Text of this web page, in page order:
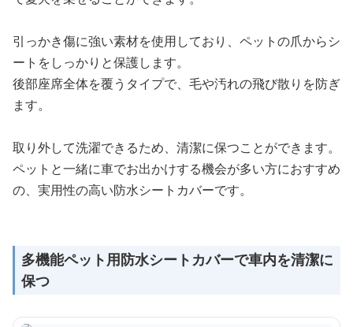
引っかき傷に強い素材を使用しており、ペットの爪からシ
ートをしっかりと保護します。
後部座席全体を覆うタイプで、毛や汚れの飛び散りを防ぎ
ます。
取り外して洗濯できるため、清潔に保つことができます。
ペットと一緒に車でお出かけする機会が多い方におすすめ
の、実用性の高い防水シートカバーです。
多機能ペット用防水シートカバーで車内を清潔に
保つ